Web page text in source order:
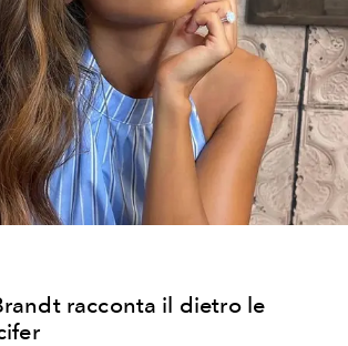
racconta il dietro le